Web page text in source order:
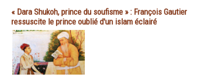
« Dara Shukoh, prince du soufisme » : François Gautier
ressuscite le prince oublié d'un islam éclairé